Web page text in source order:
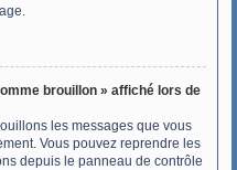
brouillon » affiché lors de
les messages que vous
Vous pouvez reprendre les
depuis le panneau de contrôle